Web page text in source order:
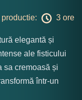
3 ore
elegantă și
ale fisticului
sa cremoasă și
într-un